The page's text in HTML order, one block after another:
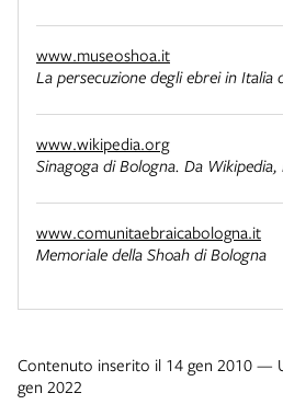
www.museoshoa.it
La persecuzione degli ebrei in Italia
www.wikipedia.org
Sinagoga di Bologna. Da
www.comunitaebraicabologna.it
Memoriale della Shoah di Bologna
Contenuto inserito il 14 gen 2010 —
gen 2022